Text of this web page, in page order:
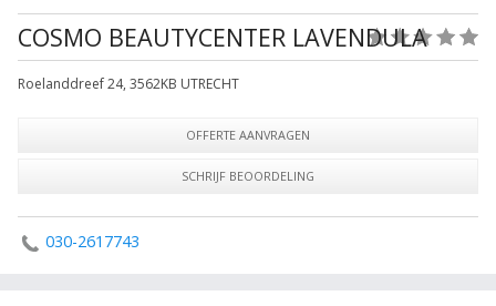
COSMO BEAUTYCENTER LAVENDULA
Roelanddreef 24, 3562KB UTRECHT
OFFERTE AANVRAGEN
SCHRIJF BEOORDELING
030-2617743